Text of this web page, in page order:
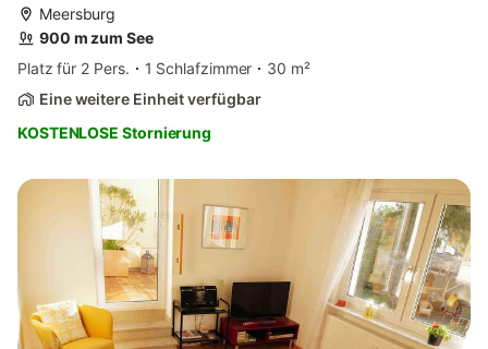
Meersburg
900 m zum See
Platz für 2 Pers.
1 Schlafzimmer
30 m²
Eine weitere Einheit verfügbar
KOSTENLOSE Stornierung